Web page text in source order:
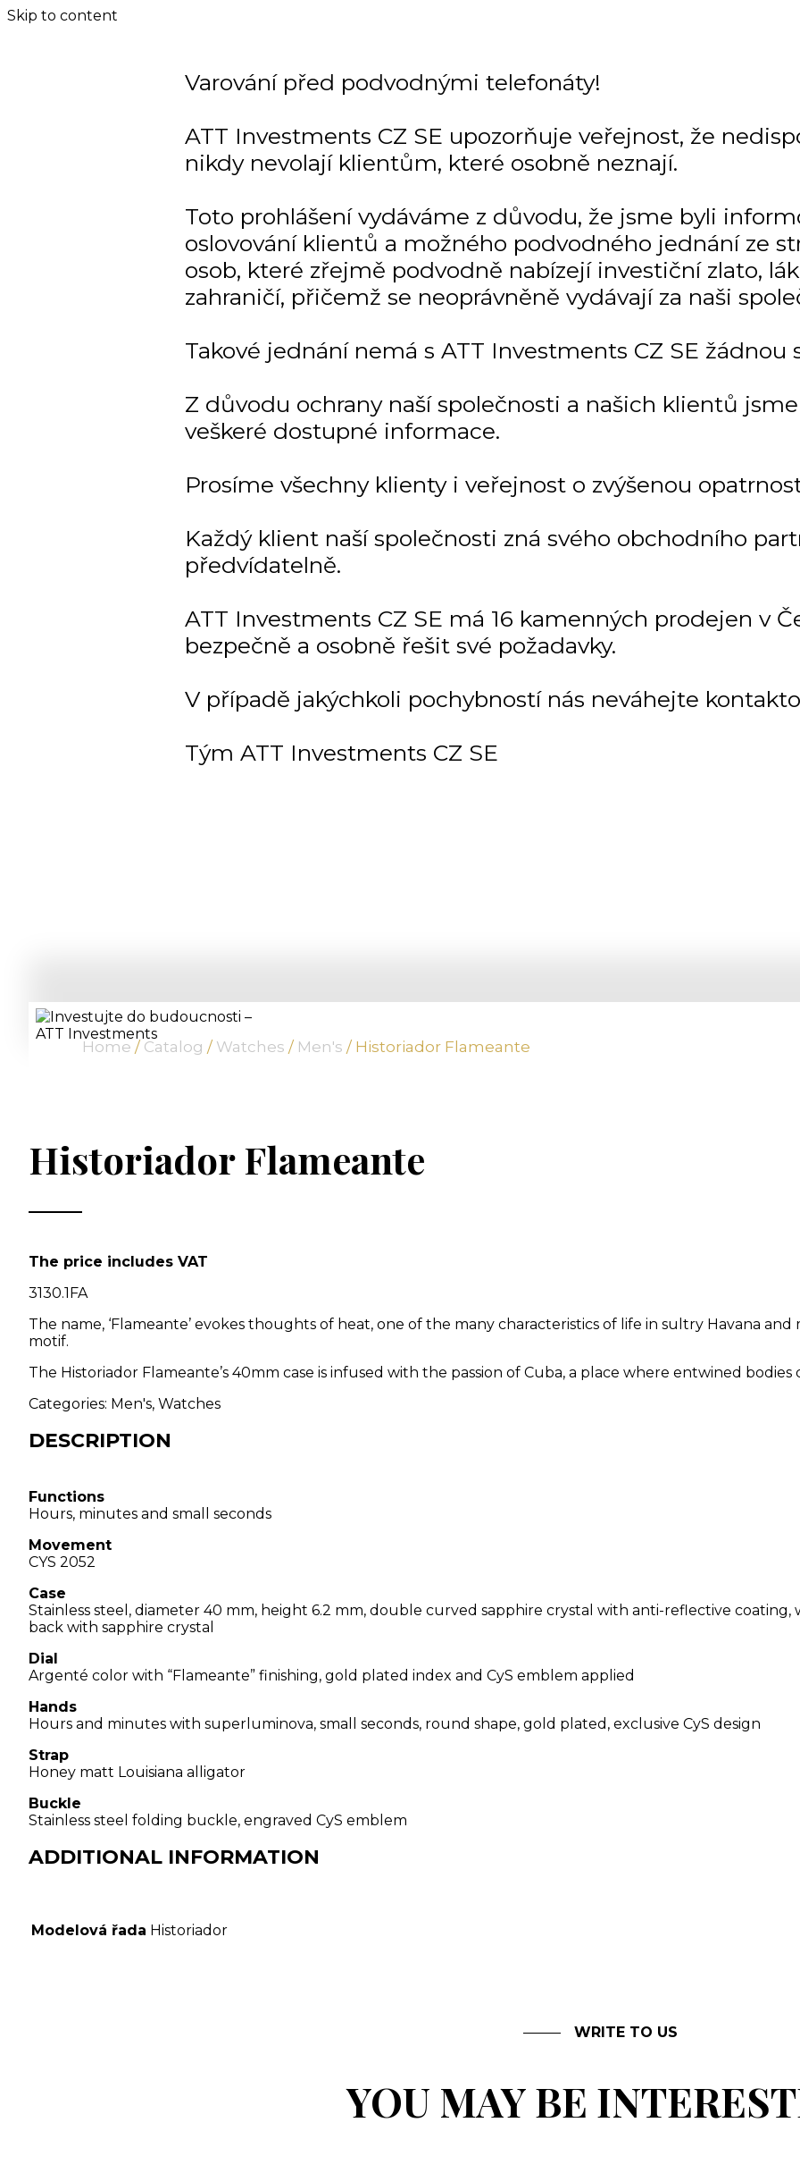
Skip to content
Varování před podvodnými telefonáty!
ATT Investments CZ SE upozorňuje veřejnost, že
nikdy nevolají klientům, které osobně neznají.
Toto prohlášení vydáváme z důvodu, že jsme byli
oslovování klientů a možného podvodného jednání ze
osob, které zřejmě podvodně nabízejí investiční zlato,
zahraničí, přičemž se neoprávněně vydávají za naši
Takové jednání nemá s ATT Investments CZ SE žádnou
Z důvodu ochrany naší společnosti a našich klientů
veškeré dostupné informace.
Prosíme všechny klienty i veřejnost o zvýšenou
Každý klient naší společnosti zná svého obchodního
předvídatelně.
ATT Investments CZ SE má 16 kamenných prodejen v
bezpečně a osobně řešit své požadavky.
V případě jakýchkoli pochybností nás neváhejte
Tým ATT Investments CZ SE
Home / Catalog / Watches / Men's / Historiador Flameante
Historiador Flameante
The price includes VAT
3130.1FA
The name, ‘Flameante’ evokes thoughts of heat, one of the many characteristics of life in sultry Havana
motif.
The Historiador Flameante’s 40mm case is infused with the passion of Cuba, a place where entwined bodies
Categories: Men's, Watches
DESCRIPTION
Functions
Hours, minutes and small seconds
Movement
CYS 2052
Case
Stainless steel, diameter 40 mm, height 6.2 mm, double curved sapphire crystal with anti-reflective
back with sapphire crystal
Dial
Argenté color with “Flameante” finishing, gold plated index and CyS emblem applied
Hands
Hours and minutes with superluminova, small seconds, round shape, gold plated, exclusive CyS design
Strap
Honey matt Louisiana alligator
Buckle
Stainless steel folding buckle, engraved CyS emblem
ADDITIONAL INFORMATION
Modelová řada Historiador
WRITE TO US
YOU MAY BE